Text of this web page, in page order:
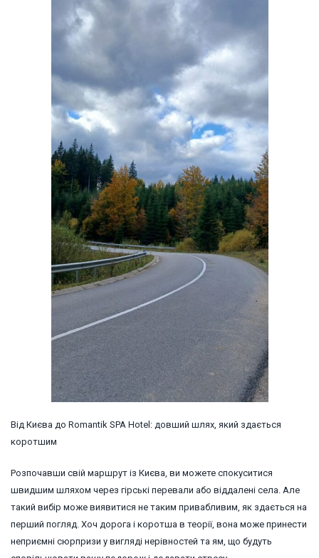
Від Києва до Romantik SPA Hotel: довший шлях, який здається
коротшим
Розпочавши свій маршрут із Києва, ви можете спокуситися
швидшим шляхом через гірські перевали або віддалені села. Але
такий вибір може виявитися не таким привабливим, як здається на
перший погляд. Хоч дорога і коротша в теорії, вона може принести
неприємні сюрпризи у вигляді нерівностей та ям, що будуть